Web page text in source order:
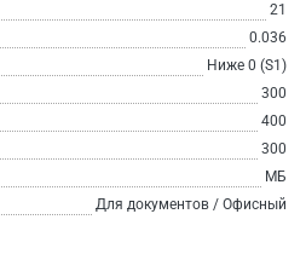
21
0.036
Ниже 0 (S1)
300
400
300
МБ
Для документов / Офисный